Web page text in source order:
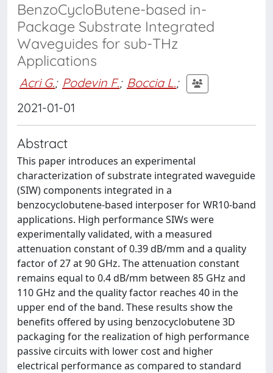
BenzoCycloButene-based in-
Package Substrate Integrated
Waveguides for sub-THz
Applications
Acri G.; Podevin F.; Boccia L.;
2021-01-01
Abstract
This paper introduces an experimental
characterization of substrate integrated waveguide
(SIW) components integrated in a
benzocyclobutene-based interposer for WR10-band
applications. High performance SIWs were
experimentally validated, with a measured
attenuation constant of 0.39 dB/mm and a quality
factor of 27 at 90 GHz. The attenuation constant
remains equal to 0.4 dB/mm between 85 GHz and
110 GHz and the quality factor reaches 40 in the
upper end of the band. These results show the
benefits offered by using benzocyclobutene 3D
packaging for the realization of high performance
passive circuits with lower cost and higher
electrical performance as compared to standard